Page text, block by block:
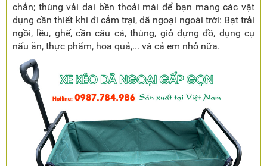
chắn; thùng vải dai bền thoải mái để bạn mang các vật
dụng cần thiết khi đi cắm trại, dã ngoại ngoài trời: Bạt trải
ngồi, lều, ghế, cần câu cá, thùng, giỏ đựng đồ, dụng cụ
nấu ăn, thực phẩm, hoa quả,... và cả em nhỏ nữa.